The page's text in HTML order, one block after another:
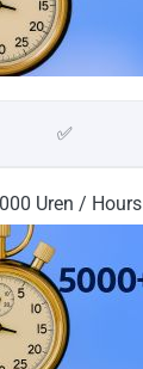
✅
Uren / Hours